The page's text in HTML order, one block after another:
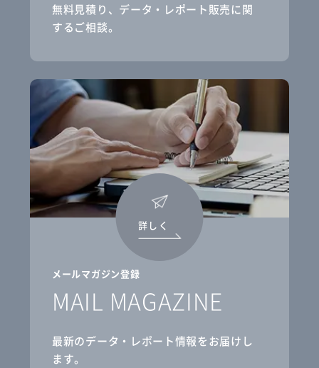
無料見積り、データ・レポート販売に関
するご相談。
メールマガジン登録
MAIL MAGAZINE
最新のデータ・レポート情報をお届けし
ます。
詳しく